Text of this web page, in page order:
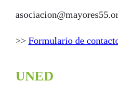
>> Formulario de
UNED